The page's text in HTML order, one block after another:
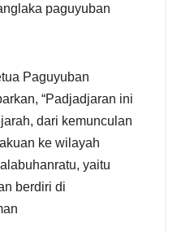
paguyuban
Paguyuban
“Padjadjaran ini
dari kemunculan
ke wilayah
yaitu
berdiri di